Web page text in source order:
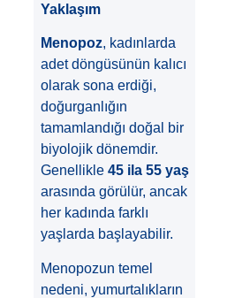
Yaklaşım
Menopoz, kadınlarda
adet döngüsünün kalıcı
olarak sona erdiği,
doğurganlığın
tamamlandığı doğal bir
biyolojik dönemdir.
Genellikle 45 ila 55 yaş
arasında görülür, ancak
her kadında farklı
yaşlarda başlayabilir.
Menopozun temel
nedeni, yumurtalıkların